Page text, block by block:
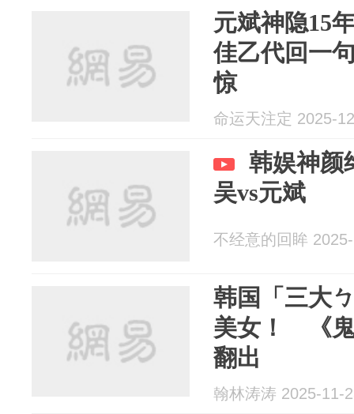
元斌神隐15
佳乙代回一
惊
命运天注定 2025-
韩娱神颜
吴vs元斌
不经意的回眸
韩国「三大
美女！ 《鬼
翻出
翰林涛涛 2025-11-